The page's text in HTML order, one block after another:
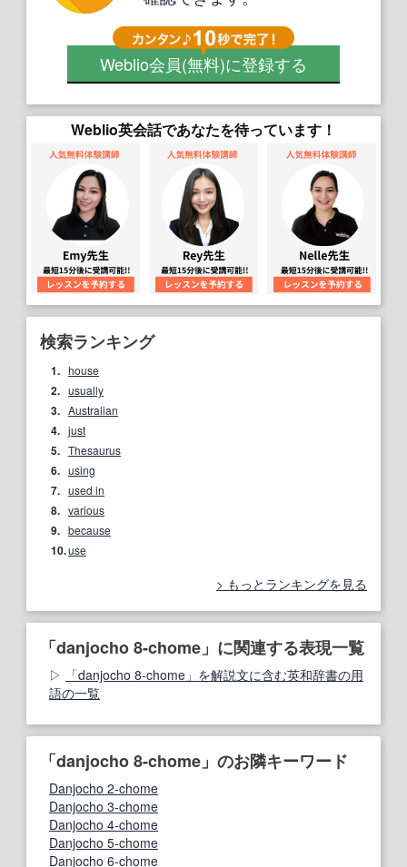
Weblio会員(無料)に登録する
Weblio英会話であなたを待っています！
検索ランキング
1. house
2. usually
3. Australian
4. just
5. Thesaurus
6. using
7. used in
8. various
9. because
10.use
もっとランキングを見る
「danjocho 8-chome」に関連する表現一覧
「danjocho 8-chome」を解説文に含む英和辞書の用
語の一覧
「danjocho 8-chome」のお隣キーワード
Danjocho 2-chome
Danjocho 3-chome
Danjocho 4-chome
Danjocho 5-chome
Danjocho 6-chome